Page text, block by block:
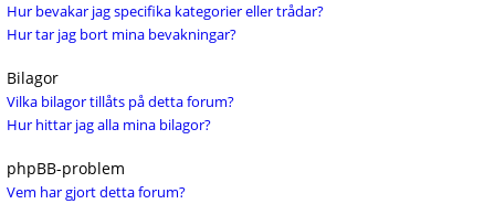
Hur bevakar jag specifika kategorier eller trådar?
Hur tar jag bort mina bevakningar?
Bilagor
Vilka bilagor tillåts på detta forum?
Hur hittar jag alla mina bilagor?
phpBB-problem
Vem har gjort detta forum?